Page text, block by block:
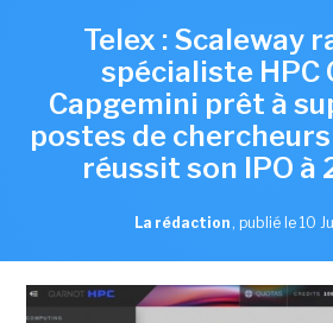
Telex : Scaleway
spécialiste HPC
Capgemini prêt à
postes de
réussit son IPO à
La rédaction , publié le 10